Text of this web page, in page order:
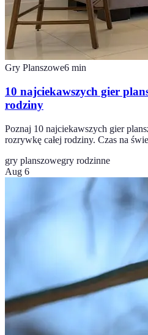
Gry Planszowe6 min
10 najciekawszych gier
rodziny
Poznaj 10 najciekawszych gier
rozrywkę całej rodziny. Czas na
gry planszowegry rodzinne
Aug 6